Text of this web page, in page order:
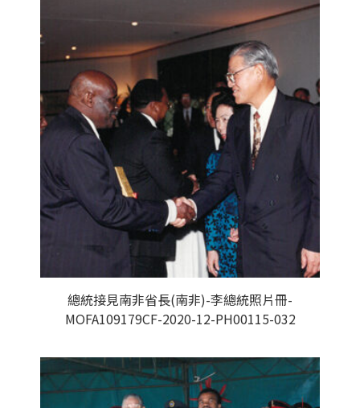
總統接見南非省長(南非)-李總統照片冊-
MOFA109179CF-2020-12-PH00115-032